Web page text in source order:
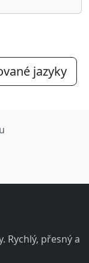
jazyky
Rychlý, přesný a